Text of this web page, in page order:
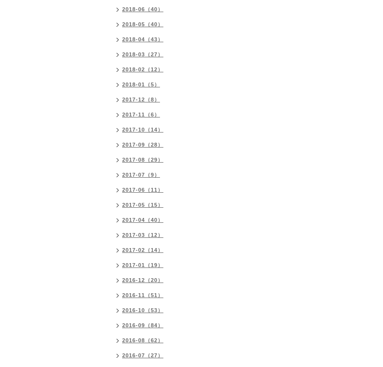
2018-06（40）
2018-05（40）
2018-04（43）
2018-03（27）
2018-02（12）
2018-01（5）
2017-12（8）
2017-11（6）
2017-10（14）
2017-09（28）
2017-08（29）
2017-07（9）
2017-06（11）
2017-05（15）
2017-04（40）
2017-03（12）
2017-02（14）
2017-01（19）
2016-12（20）
2016-11（51）
2016-10（53）
2016-09（84）
2016-08（62）
2016-07（27）